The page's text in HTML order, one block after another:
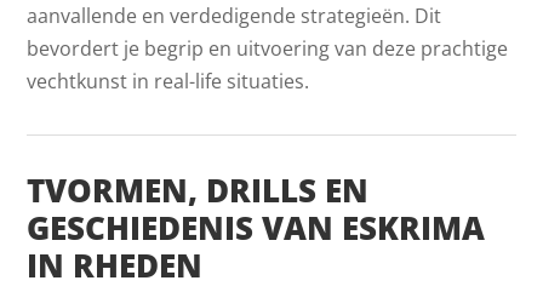
aanvallende en verdedigende strategieën. Dit
bevordert je begrip en uitvoering van deze prachtige
vechtkunst in real-life situaties.
TVORMEN, DRILLS EN
GESCHIEDENIS VAN ESKRIMA
IN RHEDEN